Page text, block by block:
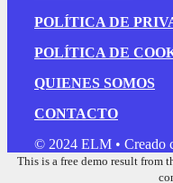
POLÍTICA DE
POLÍTICA DE
QUIENES SOMOS
CONTACTO
© 2024 ELM • Creado
This is a free demo result from